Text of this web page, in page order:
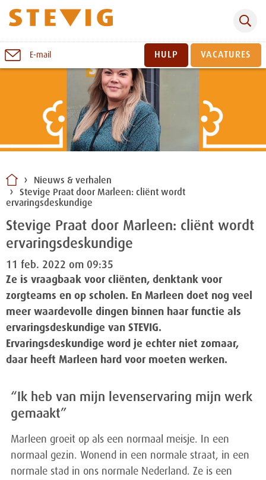
Naar
inhoud
E-mail HULP VACATURES
Nieuws & verhalen
Stevige Praat door Marleen: cliënt wordt
ervaringsdeskundige
Stevige Praat door Marleen: cliënt wordt
ervaringsdeskundige
11 feb. 2022 om 09:35
Ze is vraagbaak voor cliënten, denktank voor
zorgteams en op scholen. En Marleen doet nog veel
meer waardevolle dingen binnen haar functie als
ervaringsdeskundige van STEVIG.
Ervaringsdeskundige word je echter niet zomaar,
daar heeft Marleen hard voor moeten werken.
“Ik heb van mijn levenservaring mijn werk
gemaakt”
Marleen groeit op als een normaal meisje. In een
normaal gezin. Wonend in een normale straat, in een
normale stad in ons normale Nederland. Ze is een